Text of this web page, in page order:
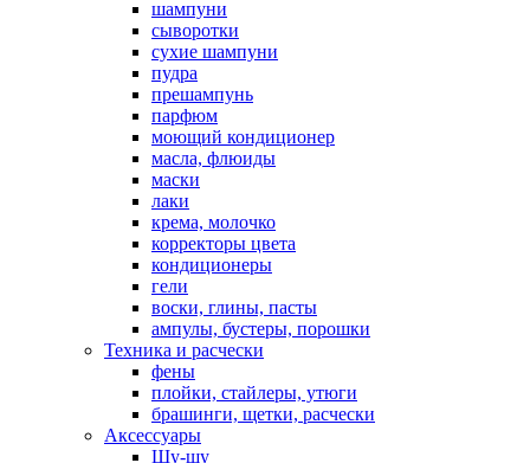
шампуни
сыворотки
сухие шампуни
пудра
прешампунь
парфюм
моющий кондиционер
масла, флюиды
маски
лаки
крема, молочко
корректоры цвета
кондиционеры
гели
воски, глины, пасты
ампулы, бустеры, порошки
Техника и расчески
фены
плойки, стайлеры, утюги
брашинги, щетки, расчески
Аксессуары
Шу-шу